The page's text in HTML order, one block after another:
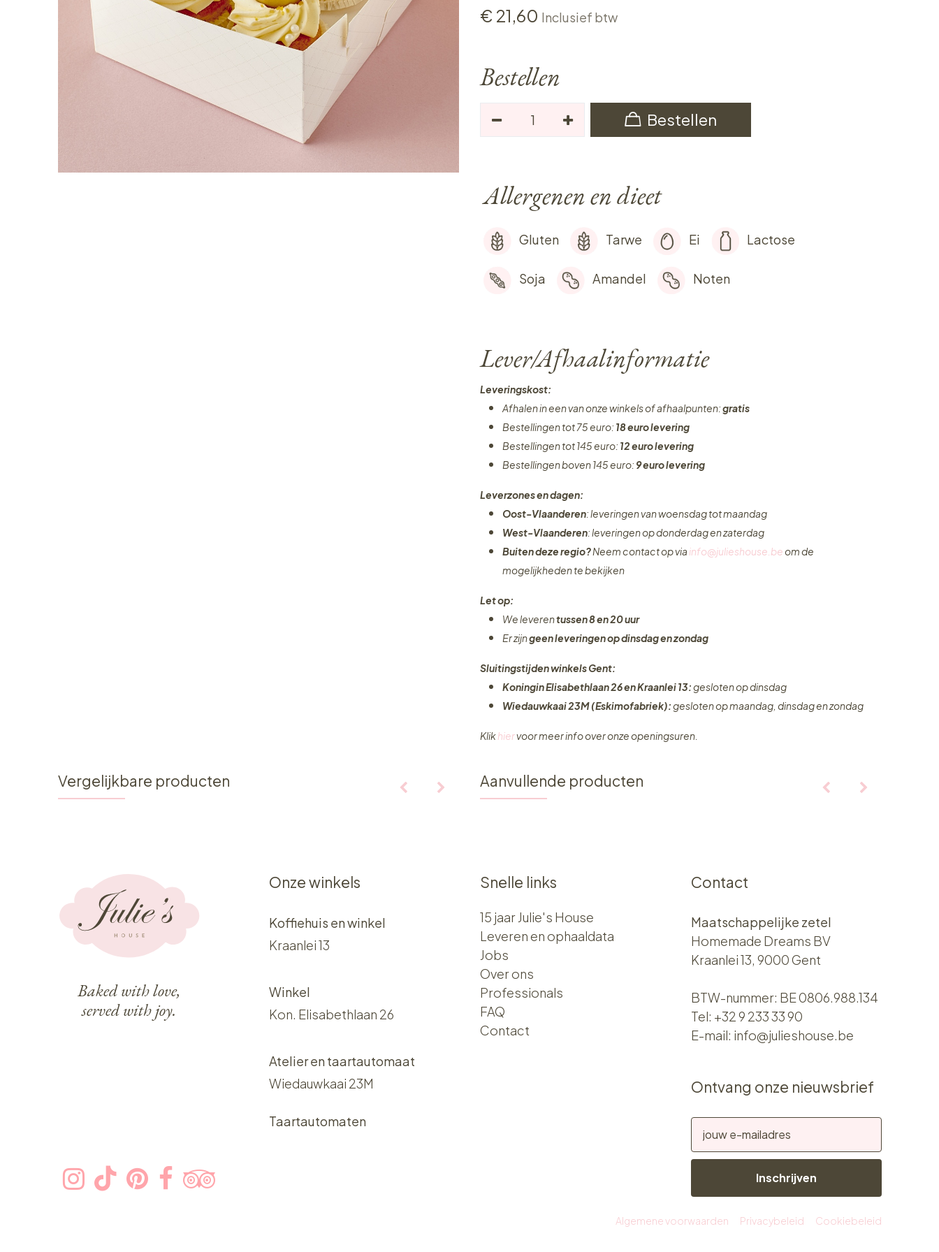
€ 21,60 Inclusief btw
Bestellen
Bestellen
Allergenen en dieet
Gluten Tarwe Ei Lactose
Soja Amandel Noten
Lever/Afhaalinformatie
Leveringskost:
Afhalen in een van onze winkels of afhaalpunten:gratis
Bestellingen tot 75 euro: 18 euro levering
Bestellingen tot 145 euro: 12 euro levering
Bestellingen boven 145 euro: 9 euro levering
Leverzones en dagen:
Oost-Vlaanderen: leveringen van woensdag tot maandag
West-Vlaanderen: leveringen op donderdag en zaterdag
Buiten deze regio?Neem contact op via info@julieshouse.beom de
mogelijkheden te bekijken
Let op:
We leverentussen 8 en 20 uur
Er zijngeen leveringenop dinsdag en zondag
Sluitingstijden winkels Gent:
Koningin Elisabethlaan 26 en Kraanlei 13:gesloten op dinsdag
Wiedauwkaai 23M (Eskimofabriek):gesloten op maandag, dinsdag en zondag
Klikhiervoor meer info over onze openingsuren.
Vergelijkbare producten Aanvullende producten
Baked with love,
served with joy.
Onze winkels
Koffiehuis en winkel
Kraanlei 13
Winkel
Kon. Elisabethlaan 26
Atelier en taartautomaat
Wiedauwkaai 23M
Taartautomaten
Snelle links
15 jaar Julie's House
Leveren en ophaaldata
Jobs
Over ons​​
Professionals
FAQ
Contact
Contact
Maatschappelijke zetel
Homemade Dreams BV
Kraanlei 13, 9000 Gent
BTW-nummer: BE 0806.988.134
Tel: +32 9 233 33 90
E-mail: info@julieshouse.be
Ontvang onze nieuwsbrief
Inschrijven
Algemene voorwaarden Privacybeleid Cookiebeleid